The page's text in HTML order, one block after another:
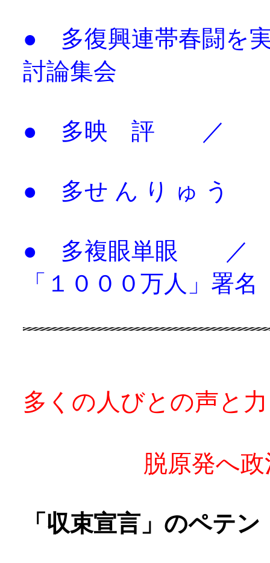
● 多復興連帯春闘
討論集会
● 多映 評 ／ 「
● 多せ ん り ゅ う
● 多複眼単眼 ／
「１０００万人」署名
多くの人びとの声と
脱原発へ政治の
「収束宣言」のペテン